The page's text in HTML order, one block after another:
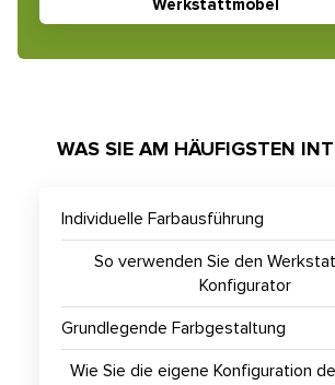
Werkstattmöbel
WAS SIE AM HÄUFIGSTEN
Individuelle Farbausführung
So verwenden Sie den
Konfigurator
Grundlegende Farbgestaltung
Wie Sie die eigene Konfiguration